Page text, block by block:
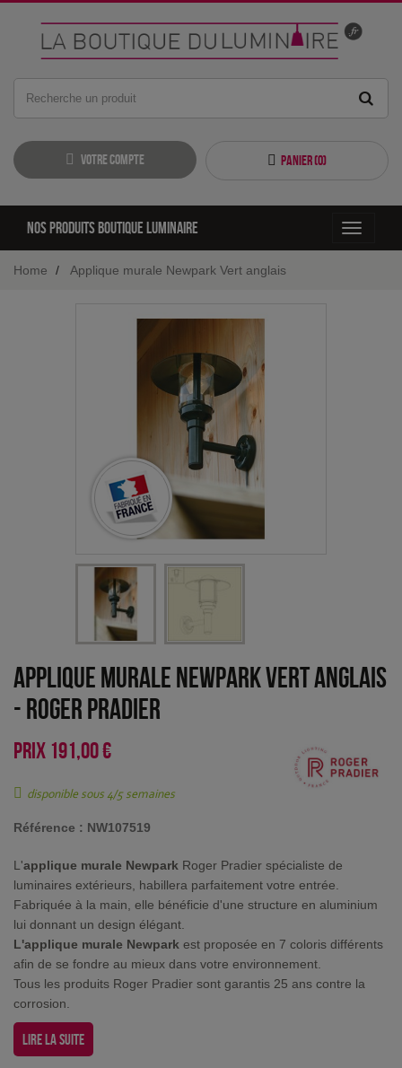
Votre compte Panier (0)
Toggle
Nos produits boutique luminaire
Home Applique murale Newpark Vert anglais
Applique murale Newpark Vert anglais
- Roger Pradier
PRIX 191,00 €
disponible sous 4/5 semaines
Référence : NW107519
L'applique murale Newpark Roger Pradier spécialiste de
luminaires extérieurs, habillera parfaitement votre entrée.
Fabriquée à la main, elle bénéficie d'une structure en aluminium
lui donnant un design élégant.
L'applique murale Newpark est proposée en 7 coloris différents
afin de se fondre au mieux dans votre environnement.
Tous les produits Roger Pradier sont garantis 25 ans contre la
corrosion.
Lire la suite